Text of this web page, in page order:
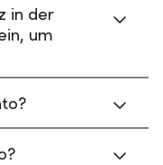
in der
um